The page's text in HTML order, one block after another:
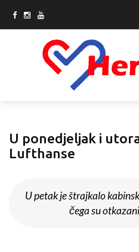
U ponedjeljak i
Lufthanse
U petak je štrajkalo
čega su